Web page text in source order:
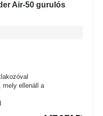
Air-50 gurulós
mely ellenáll a